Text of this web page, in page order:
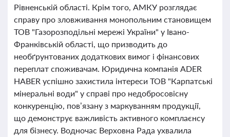
Рівненській області. Крім того, АМКУ розглядає
справу про зловживання монопольним становищем
ТОВ "Газорозподільні мережі України" у Івано-
Франківській області, що призводить до
необґрунтованих додаткових вимог і фінансових
переплат споживачам. Юридична компанія ADER
HABER успішно захистила інтереси ТОВ "Карпатські
мінеральні води" у справі про недобросовісну
конкуренцію, пов’язану з маркуванням продукції,
що демонструє важливість активного комплаєнсу
для бізнесу. Водночас Верховна Рада ухвалила